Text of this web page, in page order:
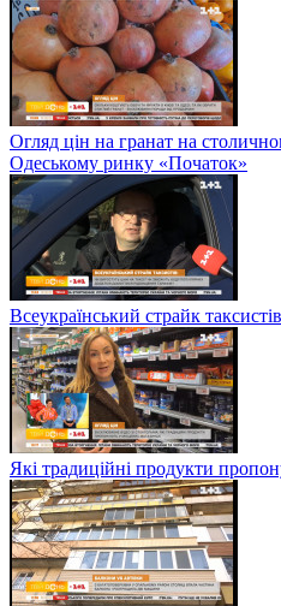
Огляд цін на гранат на
Одеському ринку «Початок»
Всеукраїнський страйк
Які традиційні продукти